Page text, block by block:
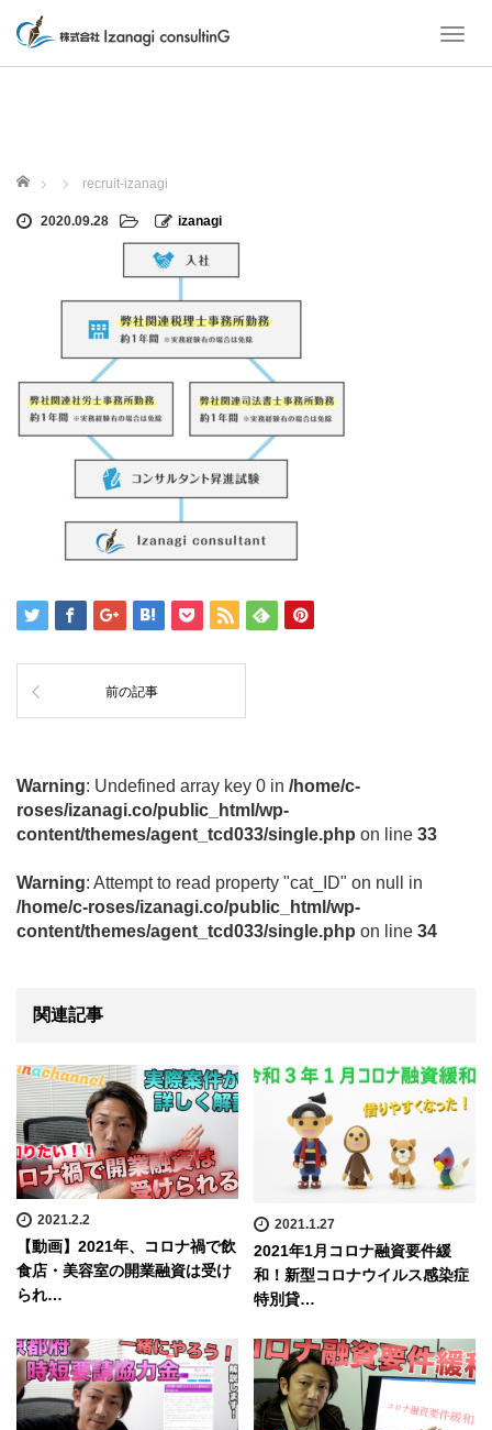
T
ホーム recruit-izanagi
2020.09.28 izanagi
前の記事
Warning: Undefined array key 0 in /home/c-
roses/izanagi.co/public_html/wp-
content/themes/agent_tcd033/single.php on line 33
Warning: Attempt to read property "cat_ID" on null in
/home/c-roses/izanagi.co/public_html/wp-
content/themes/agent_tcd033/single.php on line 34
関連記事
2021.2.2
【動画】2021年、コロナ禍で飲
食店・美容室の開業融資は受け
られ…
2021.1.27
2021年1月コロナ融資要件緩
和！新型コロナウイルス感染症
特別貸…